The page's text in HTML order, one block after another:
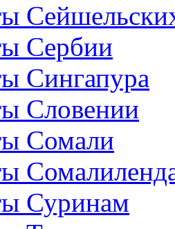
Сербии
Сингапура
Словении
Сомали
Суринам